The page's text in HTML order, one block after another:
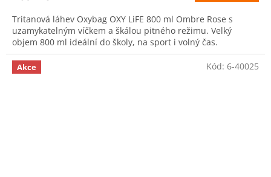
Tritanová láhev Oxybag OXY LiFE 800 ml Ombre Rose s
uzamykatelným víčkem a škálou pitného režimu. Velký
objem 800 ml ideální do školy, na sport i volný čas.
Akce Kód: 6-40025